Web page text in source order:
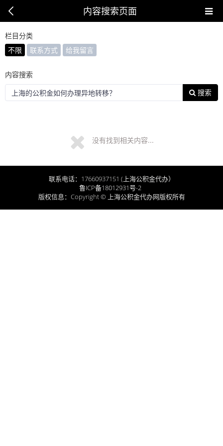
内容搜索页面
栏目分类
不限
联系方式 给我留言
内容搜索
搜索
没有找到相关内容...
联系电话：17660937151 (上海公积金代办）
鲁ICP备18012931号-2
版权信息：Copyright © 上海公积金代办网版权所有